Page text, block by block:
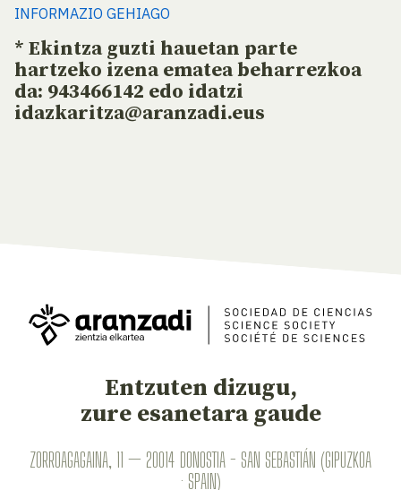
INFORMAZIO GEHIAGO
* Ekintza guzti hauetan parte
hartzeko izena ematea beharrezkoa
da: 943466142 edo idatzi
idazkaritza@aranzadi.eus
Entzuten dizugu,
zure esanetara gaude
ZORROAGAGAINA, 11 — 20014 DONOSTIA - SAN SEBASTIÁN (GIPUZKOA
· SPAIN)